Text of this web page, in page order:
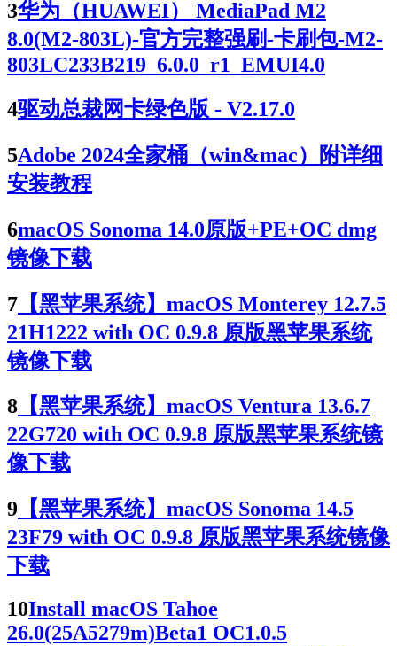
3华为（HUAWEI） MediaPad M2
8.0(M2-803L)-官方完整强刷-卡刷包-M2-
803LC233B219_6.0.0_r1_EMUI4.0
4驱动总裁网卡绿色版 - V2.17.0
5Adobe 2024全家桶（win&mac）附详细
安装教程
6macOS Sonoma 14.0原版+PE+OC dmg
镜像下载
7 【黑苹果系统】macOS Monterey 12.7.5
21H1222 with OC 0.9.8 原版黑苹果系统
镜像下载
8 【黑苹果系统】macOS Ventura 13.6.7
22G720 with OC 0.9.8 原版黑苹果系统镜
像下载
9 【黑苹果系统】macOS Sonoma 14.5
23F79 with OC 0.9.8 原版黑苹果系统镜像
下载
10Install macOS Tahoe
26.0(25A5279m)Beta1 OC1.0.5